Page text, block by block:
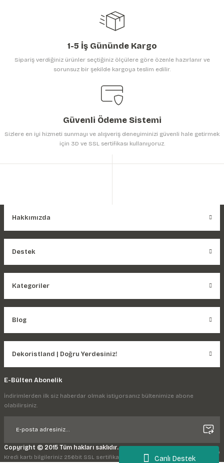
Canlı Destek
Gönder
1-5 İş Gününde Kargo
Sipariş verdiğiniz ürünler seçtiğiniz ölçülere göre özenle hazırlanır ve
sorunsuz bir şekilde kargoya teslim edilir.
Güvenli Ödeme Sistemi
Sizlere en iyi hizmeti sunmayı ve alışveriş deneyiminizi güvenli hale getirmek
için 3D ve SSL sertifikası kullanıyoruz.
Hakkımızda
Destek
Kategoriler
Blog
Dekoristland | Doğru Yerdesiniz!
E-Bülten Abonelik
İndirimlerden ilk siz haberdar olmak istiyorsanız bültenimize abone
olabilirsiniz.
Copyright © 2015 Tüm hakları saklıdır.
Kredi kartı bilgileriniz 256bit SSL sertifikası ile korunmaktadır.